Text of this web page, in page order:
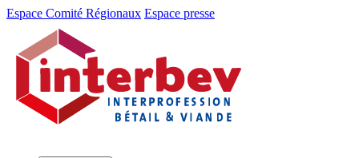
Aller
Aller
contenu
Espace Comité Régionaux Espace presse